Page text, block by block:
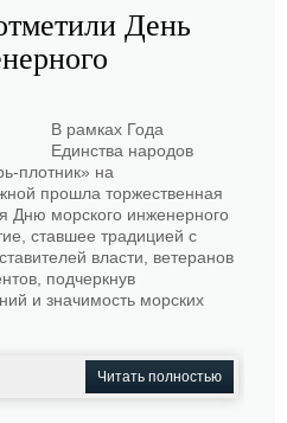
День
В рамках Года
Единства народов
плотник» на
прошла торжественная
Дню морского инженерного
ставшее традицией с
власти, ветеранов
подчеркнув
и значимость морских
Читать полностью